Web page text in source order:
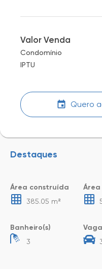
Valor Venda
Condomínio
IPTU
Quero
Destaques
Área construída
385.05 m²
Banheiro(s)
3